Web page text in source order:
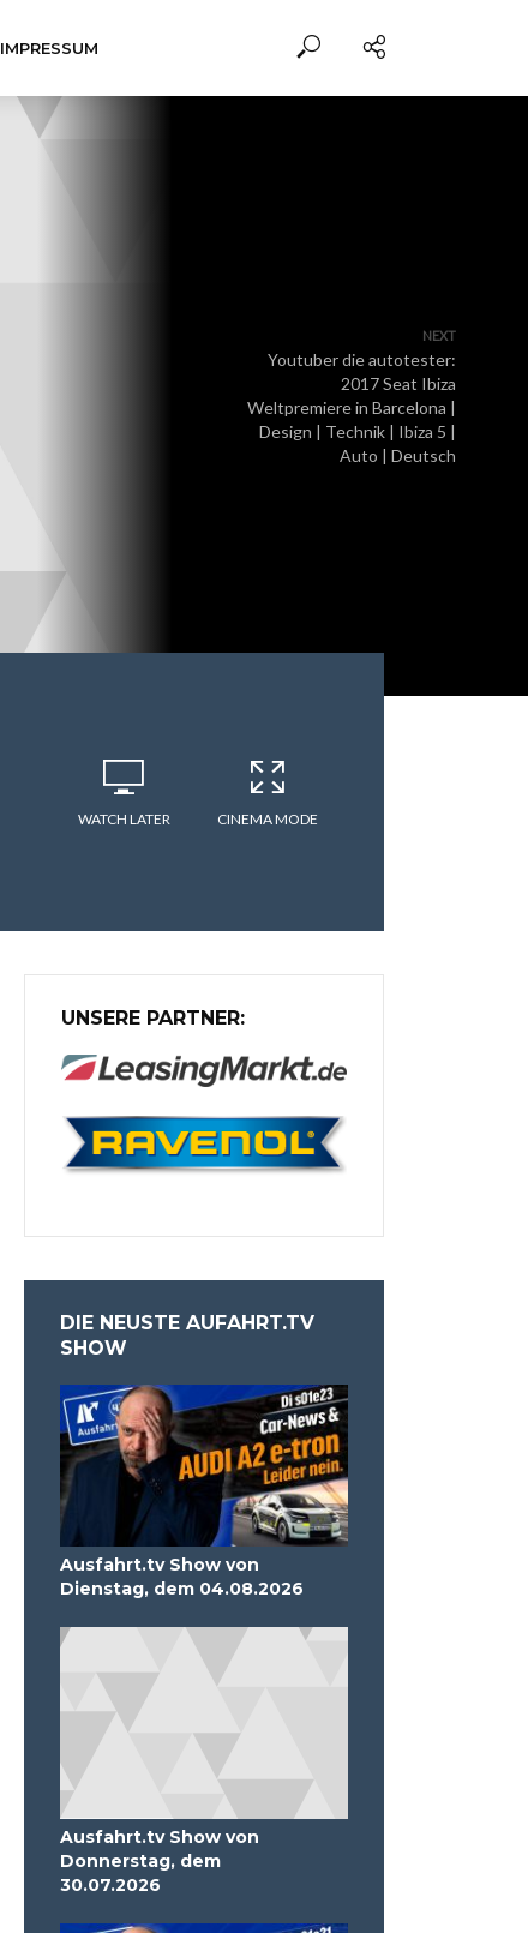
IMPRESSUM
NEXT
Youtuber die autotester:
2017 Seat Ibiza
Weltpremiere in Barcelona |
Design | Technik | Ibiza 5 |
Auto | Deutsch
WATCH LATER CINEMA MODE
UNSERE PARTNER:
DIE NEUSTE AUFAHRT.TV
SHOW
Ausfahrt.tv Show von
Dienstag, dem 04.08.2026
Ausfahrt.tv Show von
Donnerstag, dem
30.07.2026